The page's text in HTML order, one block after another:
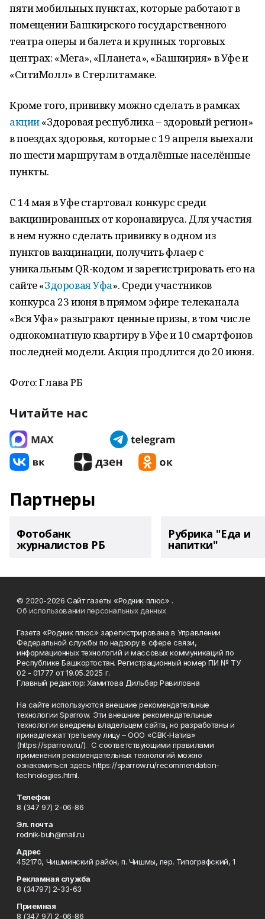
пяти мобильных пунктах, которые работают в
помещении Башкирского государственного
театра оперы и балета и крупных торговых
центрах: «Мега», «Планета», «Башкирия» в Уфе и
«СитиМолл» в Стерлитамаке.
Кроме того, прививку можно сделать в рамках
акции«Здоровая республика – здоровый регион»
в поездах здоровья, которые с 19 апреля выехали
по шести маршрутам в отдалённые населённые
пункты.
С 14 мая в Уфе стартовал конкурс среди
вакцинированных от коронавируса. Для участия
в нем нужно сделать прививку в одном из
пунктов вакцинации, получить флаер с
уникальным QR-кодом и зарегистрировать его на
сайте «Здоровая Уфа». Среди участников
конкурса 23 июня в прямом эфире телеканала
«Вся Уфа» разыграют ценные призы, в том числе
однокомнатную квартиру в Уфе и 10 смартфонов
последней модели. Акция продлится до 20 июня.
Фото: Глава РБ
Читайте нас
Партнеры
Фотобанк
журналистов РБ
Рубрика "Еда и
напитки"
© 2020-2026 Сайт газеты «Родник плюс» .
Об использовании персональных данных
Газета «Родник плюс» зарегистрирована в Управлении
Федеральной службы по надзору в сфере связи,
информационных технологий и массовых коммуникаций по
Республике Башкортостан. Регистрационный номер ПИ № ТУ
02 - 01777 от 19.05.2025 г.
Главный редактор: Хамитова Дильбар Равиловна
На сайте используются внешние рекомендательные
технологии Sparrow. Эти внешние рекомендательные
технологии внедрены владельцем сайта, но разработаны и
принадлежат третьему лицу – ООО «СВК-Натив»
(https://sparrow.ru/). С соответствующими правилами
применения рекомендательных технологий можно
ознакомиться здесь https://sparrow.ru/recommendation-
technologies.html.
Телефон
8 (347 97) 2-06-86
Эл. почта
rodnik-buh@mail.ru
Адрес
452170, Чишминский район, п. Чишмы, пер. Типографский, 1
Рекламная служба
8 (34797) 2-33-63
Приемная
8 (347 97) 2-06-86